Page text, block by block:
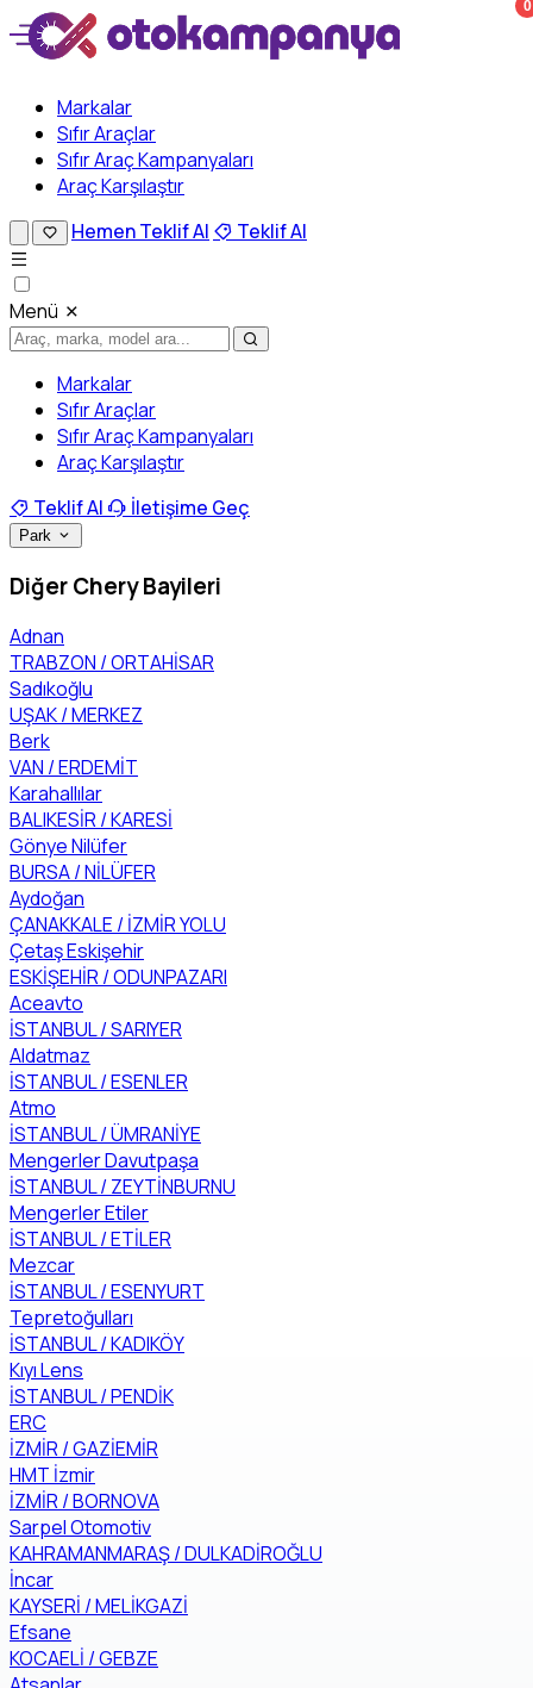
Markalar
Sıfır Araçlar
Sıfır Araç Kampanyaları
Araç Karşılaştır
0
Hemen Teklif Al Teklif Al
Menü
Markalar
Sıfır Araçlar
Sıfır Araç Kampanyaları
Araç Karşılaştır
Teklif Al
İletişime Geç
Park
Diğer Chery Bayileri
Adnan
TRABZON / ORTAHİSAR
Sadıkoğlu
UŞAK / MERKEZ
Berk
VAN / ERDEMİT
Karahallılar
BALIKESİR / KARESİ
Gönye Nilüfer
BURSA / NİLÜFER
Aydoğan
ÇANAKKALE / İZMİR YOLU
Çetaş Eskişehir
ESKİŞEHİR / ODUNPAZARI
Aceavto
İSTANBUL / SARIYER
Aldatmaz
İSTANBUL / ESENLER
Atmo
İSTANBUL / ÜMRANİYE
Mengerler Davutpaşa
İSTANBUL / ZEYTİNBURNU
Mengerler Etiler
İSTANBUL / ETİLER
Mezcar
İSTANBUL / ESENYURT
Tepretoğulları
İSTANBUL / KADIKÖY
Kıyı Lens
İSTANBUL / PENDİK
ERC
İZMİR / GAZİEMİR
HMT İzmir
İZMİR / BORNOVA
Sarpel Otomotiv
KAHRAMANMARAŞ / DULKADİROĞLU
İncar
KAYSERİ / MELİKGAZİ
Efsane
KOCAELİ / GEBZE